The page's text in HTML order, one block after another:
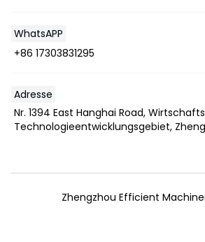
WhatsAPP
+86 17303831295
Adresse
Nr. 1394 East Hanghai Road,
Technologieentwicklungsgebiet,
Zhengzhou Efficient